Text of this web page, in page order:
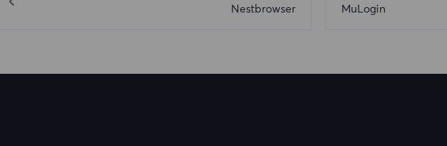
Nestbrowser MuLogin